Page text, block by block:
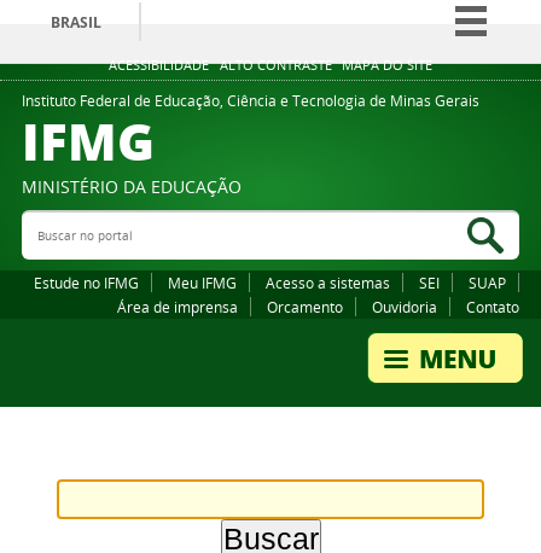
ACESSIBILIDADE ALTO CONTRASTE MAPA DO SITE
BRASIL
Simplifique!
Comunica BR
Legislação
Instituto Federal de Educação, Ciência e Tecnologia de Minas Gerais
IFMG
MINISTÉRIO DA EDUCAÇÃO
Buscar no portal
Estude no IFMG Meu IFMG Acesso a sistemas SEI
SUAP
Área de imprensa
Orcamento Ouvidoria Contato